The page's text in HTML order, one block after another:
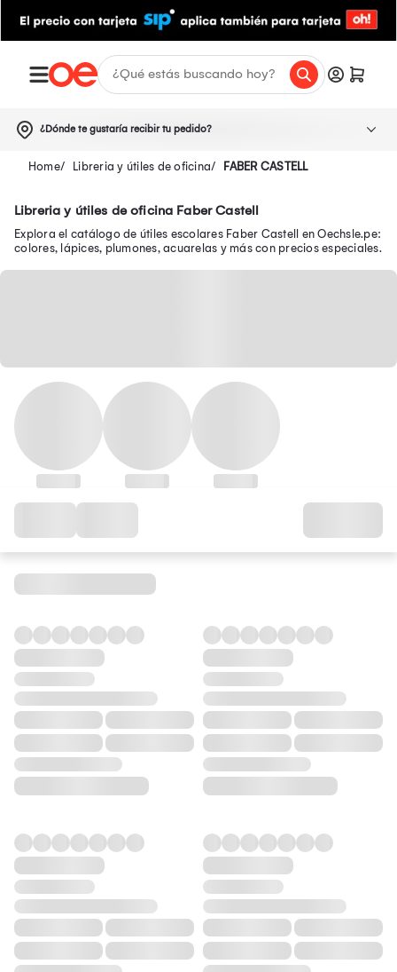
¿Dónde te gustaría recibir tu pedido?
Libreria y útiles de oficina FABER CASTELL
Libreria y útiles de oficina Faber Castell
Explora el catálogo de útiles escolares Faber Castell en Oechsle.pe:
colores, lápices, plumones, acuarelas y más con precios especiales.